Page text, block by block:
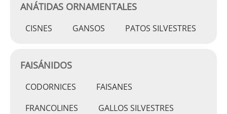
ANÁTIDAS ORNAMENTALES
CISNES GANSOS PATOS SILVESTRES
FAISÁNIDOS
CODORNICES
FAISANES
FRANCOLINES
GALLOS SILVESTRES